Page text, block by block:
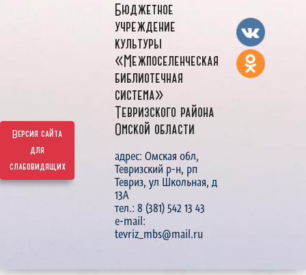
Версия сайта
для
слабовидящих
Бюджетное
учреждение
культуры
«Межпоселенческая
библиотечная
система»
Тевризского района
Омской области
адрес: Омская обл,
Тевризский р-н, рп
Тевриз, ул Школьная, д
13А
тел.: 8 (381) 542 13 43
e-mail:
tevriz_mbs@mail.ru